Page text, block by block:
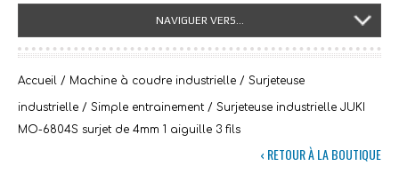
NAVIGUER VERS...
Accueil / Machine à coudre industrielle / Surjeteuse
industrielle / Simple entrainement / Surjeteuse industrielle JUKI
MO-6804S surjet de 4mm 1 aiguille 3 fils
‹ RETOUR À LA BOUTIQUE